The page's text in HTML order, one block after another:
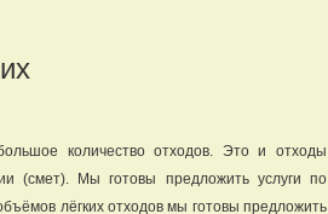
количество отходов. Это и отходы
(смет). Мы готовы предложить услуги по
лёгких отходов мы готовы предложить